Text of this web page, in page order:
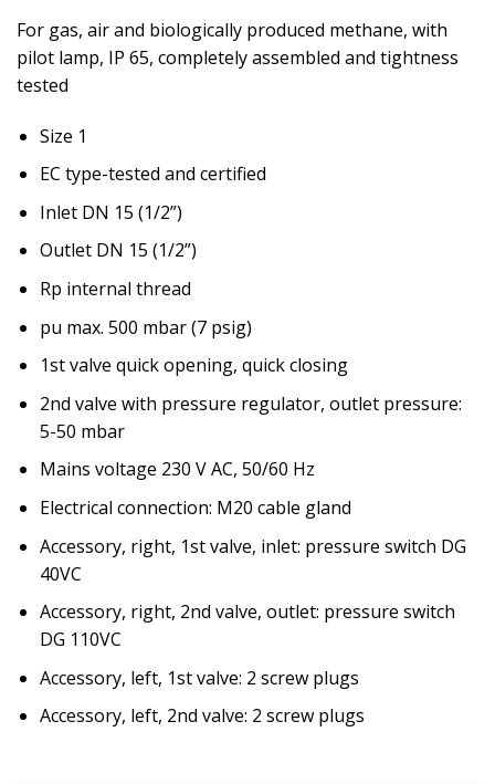
For gas, air and biologically produced methane, with
pilot lamp, IP 65, completely assembled and tightness
tested
Size 1
EC type-tested and certified
Inlet DN 15 (1/2”)
Outlet DN 15 (1/2”)
Rp internal thread
pu max. 500 mbar (7 psig)
1st valve quick opening, quick closing
2nd valve with pressure regulator, outlet pressure:
5-50 mbar
Mains voltage 230 V AC, 50/60 Hz
Electrical connection: M20 cable gland
Accessory, right, 1st valve, inlet: pressure switch DG
40VC
Accessory, right, 2nd valve, outlet: pressure switch
DG 110VC
Accessory, left, 1st valve: 2 screw plugs
Accessory, left, 2nd valve: 2 screw plugs